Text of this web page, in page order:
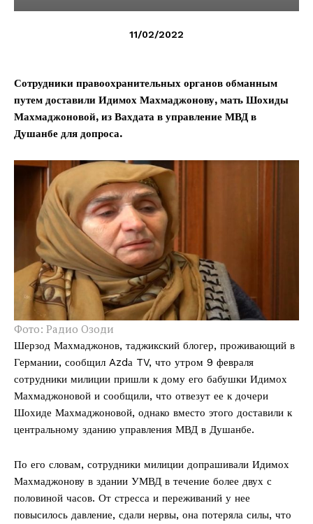
11/02/2022
Сотрудники правоохранительных органов обманным
путем доставили Идимох Махмаджонову, мать Шохиды
Махмаджоновой, из Вахдата в управление МВД в
Душанбе для допроса.
Фото: Радио Озоди
Шерзод Махмаджонов, таджикский блогер, проживающий в
Германии, сообщил Azdа TV, что утром 9 февраля
сотрудники милиции пришли к дому его бабушки Идимох
Махмаджоновой и сообщили, что отвезут ее к дочери
Шохиде Махмаджоновой, однако вместо этого доставили к
центральному зданию управления МВД в Душанбе.
По его словам, сотрудники милиции допрашивали Идимох
Махмаджонову в здании УМВД в течение более двух с
половиной часов. От стресса и переживаний у нее
повысилось давление, сдали нервы, она потеряла силы, что